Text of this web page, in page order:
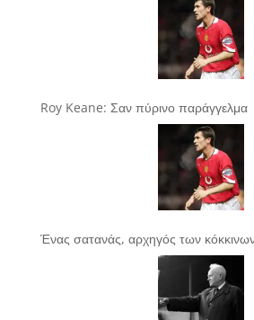
Roy Keane: Σαν πύρινο παράγγελμα
Ένας σατανάς, αρχηγός των